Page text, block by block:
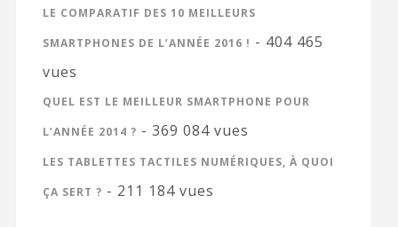
LE COMPARATIF DES 10 MEILLEURS
SMARTPHONES DE L’ANNÉE 2016 ! - 404 465
vues
QUEL EST LE MEILLEUR SMARTPHONE POUR
L’ANNÉE 2014 ? - 369 084 vues
LES TABLETTES TACTILES NUMÉRIQUES, À QUOI
ÇA SERT ? - 211 184 vues